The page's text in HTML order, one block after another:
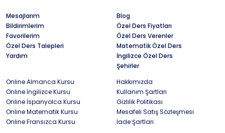
Mesajlarım
Bildirimlerim
Favorilerim
Özel Ders Talepleri
Yardım
Blog
Özel Ders Fiyatları
Özel Ders Verenler
Matematik Özel Ders
İngilizce Özel Ders
Şehirler
Online Almanca Kursu
Online İngilizce Kursu
Online İspanyolca Kursu
Online Matematik Kursu
Online Fransızca Kursu
Hakkımızda
Kullanım Şartları
Gizlilik Politikası
Mesafeli Satış Sözleşmesi
İade Şartları